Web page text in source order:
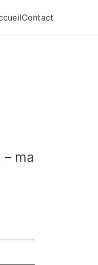
Contact
ma